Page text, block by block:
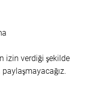
izin verdiği şekilde